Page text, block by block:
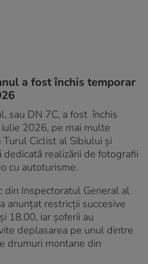
a fost închis temporar
sau DN 7C, a fost închis
2026, pe mai multe
Ciclist al Sibiului și
realizării de fotografii
cu autoturisme.
din Inspectoratul General al
anunțat restricții succesive
18.00, iar șoferii au
deplasarea pe unul dintre
drumuri montane din